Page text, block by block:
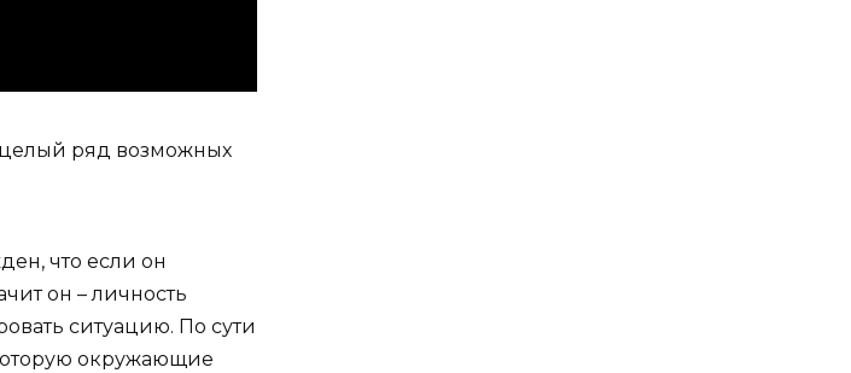
ряд возможных
что если он
он – личность
ситуацию. По сути
окружающие